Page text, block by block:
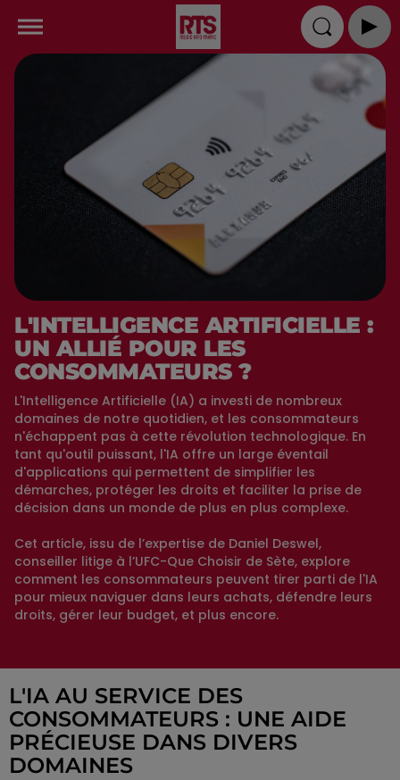
L'INTELLIGENCE ARTIFICIELLE :
UN ALLIÉ POUR LES
CONSOMMATEURS ?
L'Intelligence Artificielle (IA) a investi de nombreux
domaines de notre quotidien, et les consommateurs
n'échappent pas à cette révolution technologique. En
tant qu'outil puissant, l'IA offre un large éventail
d'applications qui permettent de simplifier les
démarches, protéger les droits et faciliter la prise de
décision dans un monde de plus en plus complexe.
Cet article, issu de l’expertise de Daniel Deswel,
conseiller litige à l’UFC-Que Choisir de Sète, explore
comment les consommateurs peuvent tirer parti de l'IA
pour mieux naviguer dans leurs achats, défendre leurs
droits, gérer leur budget, et plus encore.
L'IA AU SERVICE DES
CONSOMMATEURS : UNE AIDE
PRÉCIEUSE DANS DIVERS
DOMAINES